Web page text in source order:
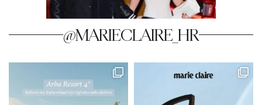
@MARIECLAIRE_HR